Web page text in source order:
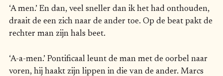
‘A men.’ En dan, veel sneller dan ik het had onthouden,
draait de een zich naar de ander toe. Op de beat pakt de
rechter man zijn hals beet.
‘A-a-men.’ Pontificaal leunt de man met de oorbel naar
voren, hij haakt zijn lippen in die van de ander. Marcs